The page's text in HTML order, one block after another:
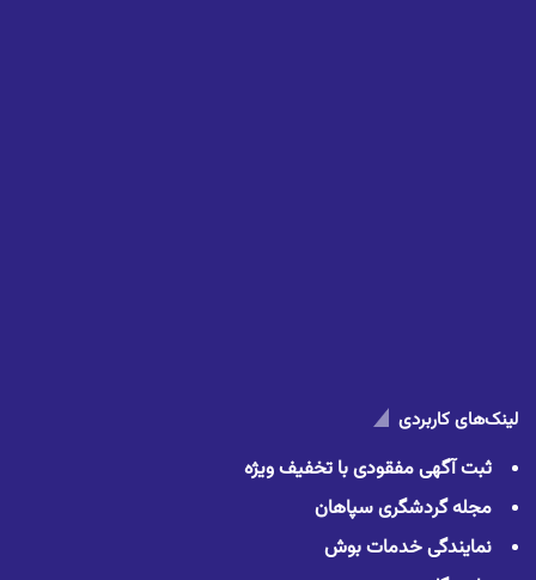
لینک‌های کاربردی
ثبت آگهی مفقودی با تخفیف ویژه
مجله گردشگری سپاهان
نمایندگی خدمات بوش